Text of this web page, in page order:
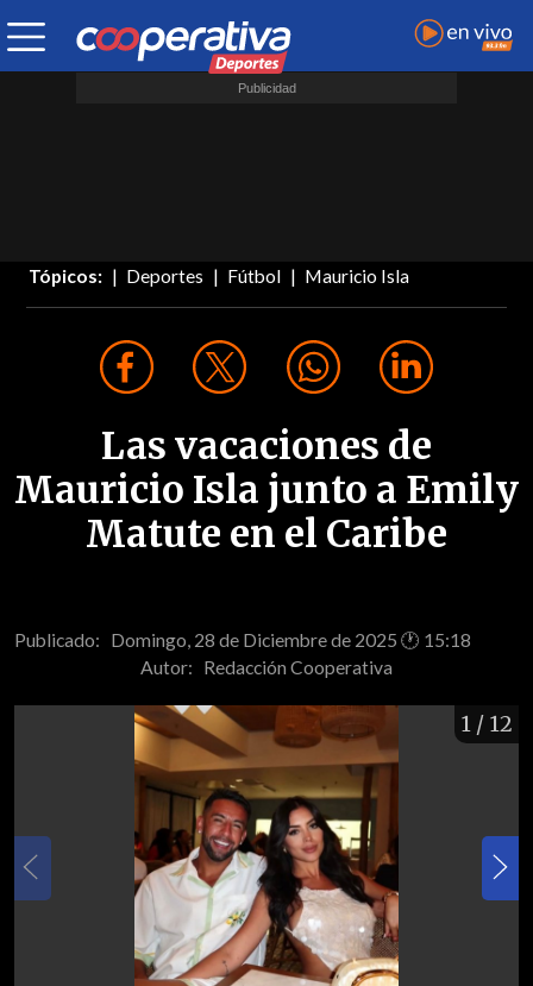
Tópicos: Deportes Fútbol Mauricio Isla
Las vacaciones de
Mauricio Isla junto a Emily
Matute en el Caribe
Publicado: Domingo, 28 de Diciembre de 2025 🕐 15:18
Autor: Redacción Cooperativa
1 / 12